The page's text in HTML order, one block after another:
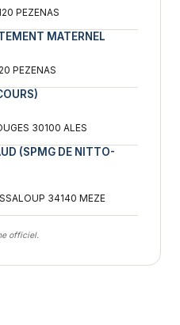
PEZENAS
MATERNEL
PEZENAS
30100 ALES
(SPMG DE NITTO-
34140 MEZE
officiel.